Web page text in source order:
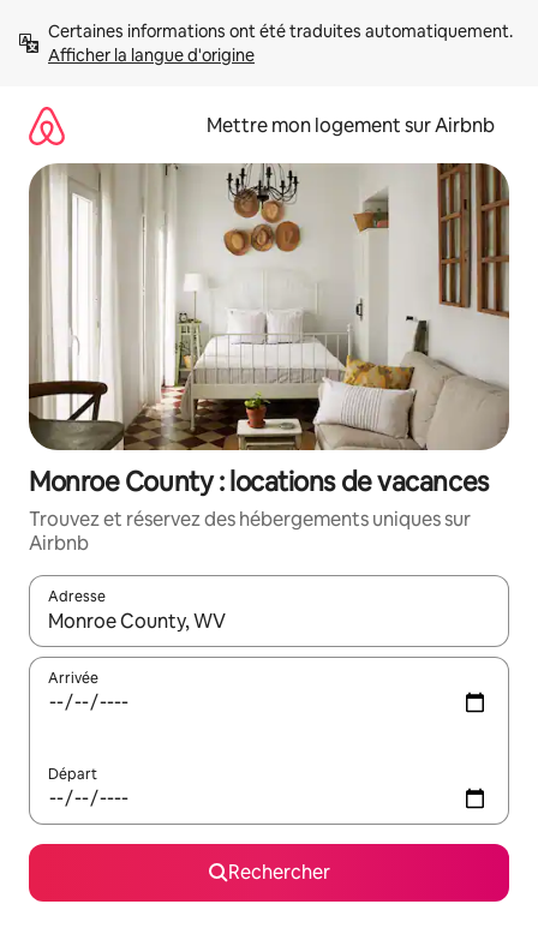
directement
Afficher la langue d'origine
Mettre mon logement sur Airbnb
Monroe County : locations de vacances
Trouvez et réservez des hébergements uniques sur
Airbnb
Adresse
Lorsque les résultats s'affichent, utilisez les flèches vers le
Arrivée
Départ
Rechercher